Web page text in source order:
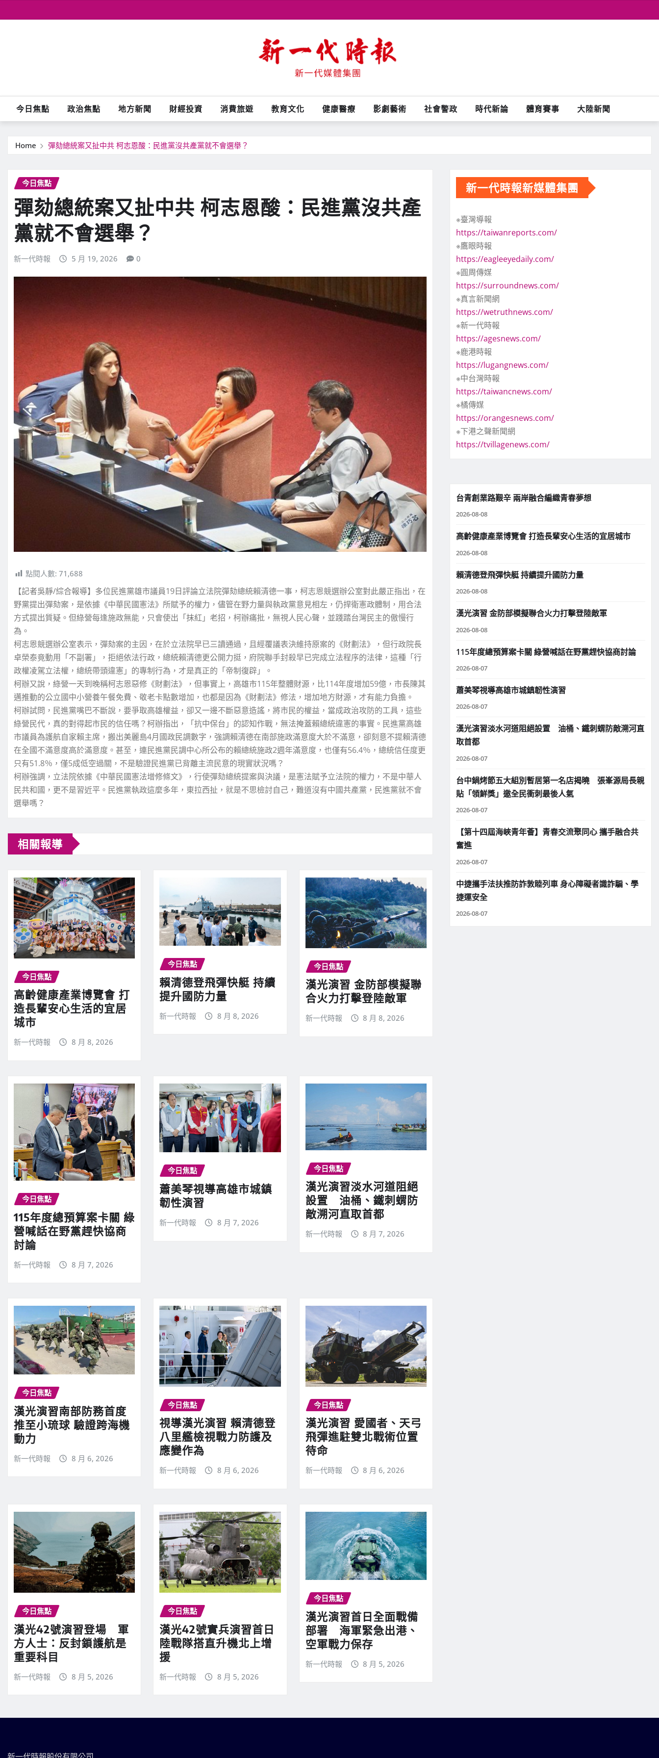
to
今日焦點 政治焦點 地方新聞 財經投資 消費旅遊 教育文化 健康醫療 影劇藝術 社會警政 時代新論 體育賽事 大陸新聞
Home 彈劾總統案又扯中共 柯志恩酸：民進黨沒共產黨就不會選舉？
今日焦點
彈劾總統案又扯中共 柯志恩酸：民進黨沒共產
黨就不會選舉？
新一代時報 5 月 19, 2026 0
點閱人數: 71,688
【記者吳靜/綜合報導】多位民進黨雄市議員19日評論立法院彈劾總統賴清德一事，柯志恩競選辦公室對此嚴正指出，在
野黨提出彈劾案，是依據《中華民國憲法》所賦予的權力，儘管在野力量與執政黨意見相左，仍捍衛憲政體制，用合法
方式提出質疑。但綠營每逢施政無能，只會使出「抹紅」老招，柯辦痛批，無視人民心聲，並踐踏台灣民主的傲慢行
為。
柯志恩競選辦公室表示，彈劾案的主因，在於立法院早已三讀通過，且經覆議表決維持原案的《財劃法》，但行政院長
卓榮泰竟動用「不副署」，拒絕依法行政，總統賴清德更公開力挺，府院聯手封殺早已完成立法程序的法律，這種「行
政權凌駕立法權，總統帶頭違憲」的專制行為，才是真正的「帝制復辟」。
柯辦又說，綠營一天到晚稱柯志恩惡修《財劃法》，但事實上，高雄市115年整體財源，比114年度增加59億，市長陳其
邁推動的公立國中小營養午餐免費、敬老卡點數增加，也都是因為《財劃法》修法，增加地方財源，才有能力負擔。
柯辦試問，民進黨嘴巴不斷說，要爭取高雄權益，卻又一邊不斷惡意造謠，將市民的權益，當成政治攻防的工具，這些
綠營民代，真的對得起市民的信任嗎？柯辦指出，「抗中保台」的認知作戰，無法掩蓋賴總統違憲的事實。民進黨高雄
市議員為護航自家賴主席，搬出美麗島4月國政民調數字，強調賴清德在南部施政滿意度大於不滿意，卻刻意不提賴清德
在全國不滿意度高於滿意度。甚至，連民進黨民調中心所公布的賴總統施政2週年滿意度，也僅有56.4％，總統信任度更
只有51.8％，僅5成低空過關，不是驗證民進黨已背離主流民意的現實狀況嗎？
柯辦強調，立法院依據《中華民國憲法增修條文》，行使彈劾總統提案與決議，是憲法賦予立法院的權力，不是中華人
民共和國，更不是習近平。民進黨執政這麼多年，東拉西扯，就是不思檢討自己，難道沒有中國共產黨，民進黨就不會
選舉嗎？
相關報導
今日焦點
高齡健康產業博覽會 打
造長輩安心生活的宜居
城市
新一代時報 8 月 8, 2026
今日焦點
賴清德登飛彈快艇 持續
提升國防力量
新一代時報 8 月 8, 2026
今日焦點
漢光演習 金防部模擬聯
合火力打擊登陸敵軍
新一代時報 8 月 8, 2026
今日焦點
115年度總預算案卡關 綠
營喊話在野黨趕快協商
討論
新一代時報 8 月 7, 2026
今日焦點
蕭美琴視導高雄市城鎮
韌性演習
新一代時報 8 月 7, 2026
今日焦點
漢光演習淡水河道阻絕
設置 油桶、鐵刺蝟防
敵溯河直取首都
新一代時報 8 月 7, 2026
今日焦點
漢光演習南部防務首度
推至小琉球 驗證跨海機
動力
新一代時報 8 月 6, 2026
今日焦點
視導漢光演習 賴清德登
八里艦檢視戰力防護及
應變作為
新一代時報 8 月 6, 2026
今日焦點
漢光演習 愛國者、天弓
飛彈進駐雙北戰術位置
待命
新一代時報 8 月 6, 2026
今日焦點
漢光42號演習登場 軍
方人士：反封鎖護航是
重要科目
新一代時報 8 月 5, 2026
今日焦點
漢光42號實兵演習首日
陸戰隊搭直升機北上增
援
新一代時報 8 月 5, 2026
今日焦點
漢光演習首日全面戰備
部署 海軍緊急出港、
空軍戰力保存
新一代時報 8 月 5, 2026
新一代時報新媒體集團
※臺灣導報
https://taiwanreports.com/
※鷹眼時報
https://eagleeyedaily.com/
※圓周傳媒
https://surroundnews.com/
※真言新聞網
https://wetruthnews.com/
※新一代時報
https://agesnews.com/
※鹿港時報
https://lugangnews.com/
※中台灣時報
https://taiwancnews.com/
※橘傳媒
https://orangesnews.com/
※下港之聲新聞網
https://tvillagenews.com/
台青創業路艱辛 兩岸融合編織青春夢想
2026-08-08
高齡健康產業博覽會 打造長輩安心生活的宜居城市
2026-08-08
賴清德登飛彈快艇 持續提升國防力量
2026-08-08
漢光演習 金防部模擬聯合火力打擊登陸敵軍
2026-08-08
115年度總預算案卡關 綠營喊話在野黨趕快協商討論
2026-08-07
蕭美琴視導高雄市城鎮韌性演習
2026-08-07
漢光演習淡水河道阻絕設置 油桶、鐵刺蝟防敵溯河直
取首都
2026-08-07
台中鍋烤節五大組別暫居第一名店揭曉 張峯源局長親
貼「領鮮獎」邀全民衝刺最後人氣
2026-08-07
【第十四屆海峽青年薈】青春交流聚同心 攜手融合共
奮進
2026-08-07
中捷攜手法扶推防詐敦睦列車 身心障礙者識詐騙、學
捷運安全
2026-08-07